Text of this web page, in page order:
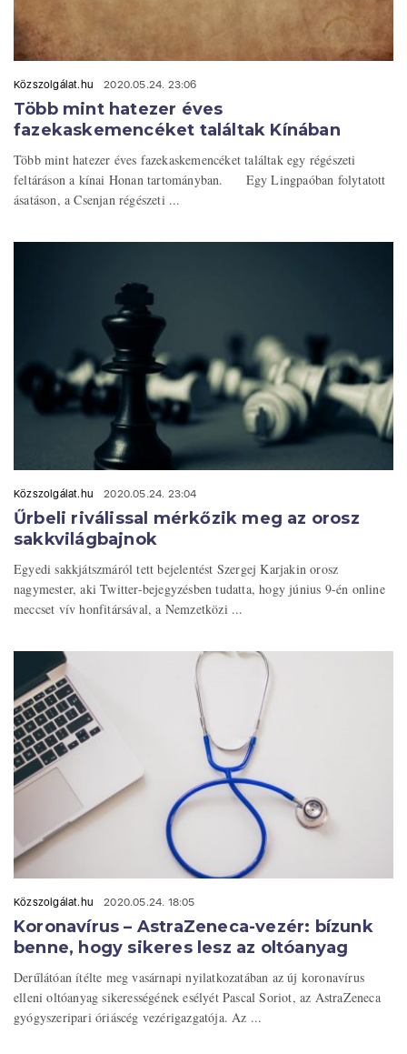
Közszolgálat.hu 2020.05.24. 23:06
Több mint hatezer éves
fazekaskemencéket találtak Kínában
Több mint hatezer éves fazekaskemencéket találtak egy régészeti
feltáráson a kínai Honan tartományban. Egy Lingpaóban folytatott
ásatáson, a Csenjan régészeti ...
Közszolgálat.hu 2020.05.24. 23:04
Űrbeli riválissal mérkőzik meg az orosz
sakkvilágbajnok
Egyedi sakkjátszmáról tett bejelentést Szergej Karjakin orosz
nagymester, aki Twitter-bejegyzésben tudatta, hogy június 9-én online
meccset vív honfitársával, a Nemzetközi ...
Közszolgálat.hu 2020.05.24. 18:05
Koronavírus – AstraZeneca-vezér: bízunk
benne, hogy sikeres lesz az oltóanyag
Derűlátóan ítélte meg vasárnapi nyilatkozatában az új koronavírus
elleni oltóanyag sikerességének esélyét Pascal Soriot, az AstraZeneca
gyógyszeripari óriáscég vezérigazgatója. Az ...